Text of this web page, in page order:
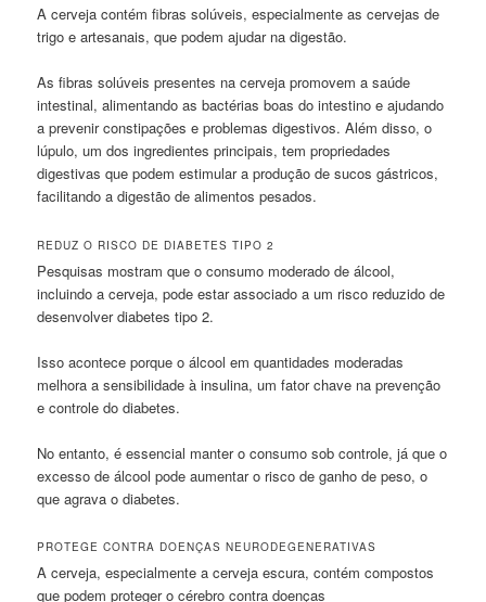
A cerveja contém fibras solúveis, especialmente as cervejas de
trigo e artesanais, que podem ajudar na digestão.
As fibras solúveis presentes na cerveja promovem a saúde
intestinal, alimentando as bactérias boas do intestino e ajudando
a prevenir constipações e problemas digestivos. Além disso, o
lúpulo, um dos ingredientes principais, tem propriedades
digestivas que podem estimular a produção de sucos gástricos,
facilitando a digestão de alimentos pesados.
REDUZ O RISCO DE DIABETES TIPO 2
Pesquisas mostram que o consumo moderado de álcool,
incluindo a cerveja, pode estar associado a um risco reduzido de
desenvolver diabetes tipo 2.
Isso acontece porque o álcool em quantidades moderadas
melhora a sensibilidade à insulina, um fator chave na prevenção
e controle do diabetes.
No entanto, é essencial manter o consumo sob controle, já que o
excesso de álcool pode aumentar o risco de ganho de peso, o
que agrava o diabetes.
PROTEGE CONTRA DOENÇAS NEURODEGENERATIVAS
A cerveja, especialmente a cerveja escura, contém compostos
que podem proteger o cérebro contra doenças